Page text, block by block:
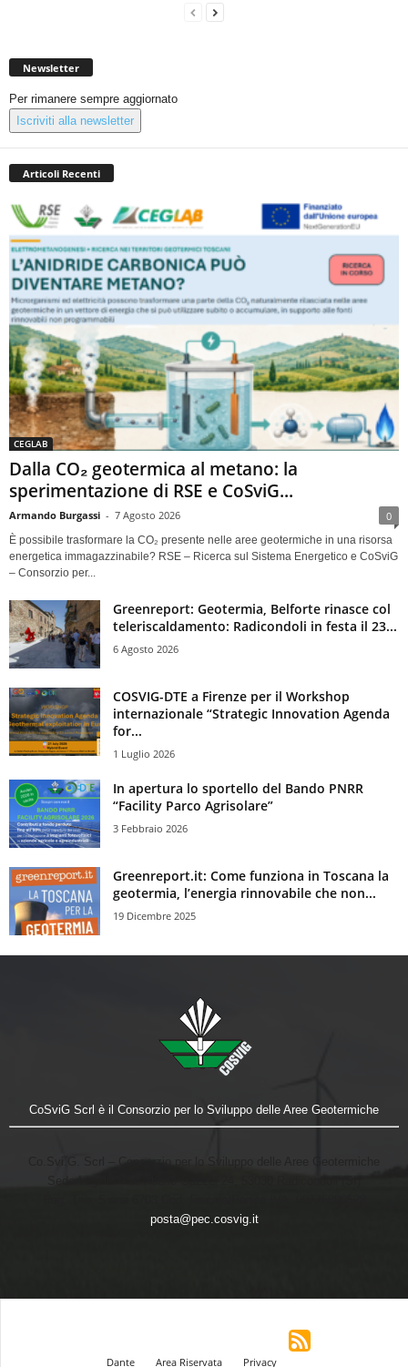
Newsletter
Per rimanere sempre aggiornato
Iscriviti alla newsletter
Articoli Recenti
CEGLAB
Dalla CO₂ geotermica al metano: la
sperimentazione di RSE e CoSviG...
Armando Burgassi - 7 Agosto 2026 0
È possibile trasformare la CO₂ presente nelle aree geotermiche in una risorsa
energetica immagazzinabile? RSE – Ricerca sul Sistema Energetico e CoSviG
– Consorzio per...
Greenreport: Geotermia, Belforte rinasce col
teleriscaldamento: Radicondoli in festa il 23...
6 Agosto 2026
COSVIG-DTE a Firenze per il Workshop
internazionale “Strategic Innovation Agenda
for...
1 Luglio 2026
In apertura lo sportello del Bando PNRR
“Facility Parco Agrisolare”
3 Febbraio 2026
Greenreport.it: Come funziona in Toscana la
geotermia, l’energia rinnovabile che non...
19 Dicembre 2025
CoSviG Scrl è il Consorzio per lo Sviluppo delle Aree Geotermiche
posta@pec.cosvig.it
Dante Area Riservata Privacy